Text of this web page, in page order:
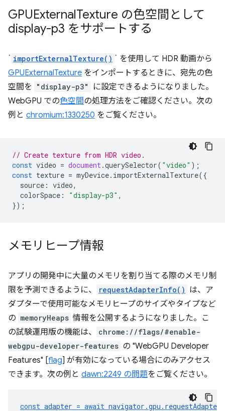
GPUExternalTexture の色空間として
display-p3 をサポートする
` importExternalTexture() ` を使用して HDR 動画から
GPUExternalTexture をインポートするときに、宛先の色
空間を
"display-p3"
に設定できるようになりました。
WebGPU での色空間の処理方法をご確認ください。次の
例と chromium:1330250 をご覧ください。
// Create texture from HDR video.
const video = document .querySelector( "video" );
const texture = myDevice. importExternalTexture({
source : video,
colorSpace : "display-p3" ,
});
メモリヒープ情報
アプリの開発中に大量のメモリを割り当てる際のメモリ制
限を予測できるように、
requestAdapterInfo() は、ア
ダプターで使用可能なメモリヒープのサイズやタイプなど
の memoryHeaps 情報を公開するようになりました。こ
の試験運用版の機能は、
chrome://flags/#enable-
webgpu-developer-features の "WebGPU Developer
Features" [flag] が有効になっている場合にのみアクセス
できます。次の例と dawn:2249 の問題をご覧ください。
const adapter = await navigator .gpu . requestAdapter